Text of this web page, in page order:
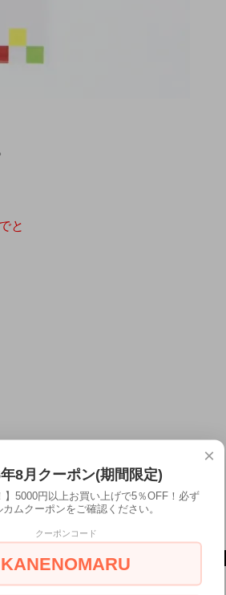
と
×
8月クーポン(期間限定)
】5000円以上お買い上げで5％OFF！必ず
カムクーポンをご確認ください。
クーポンコード
KANENOMARU